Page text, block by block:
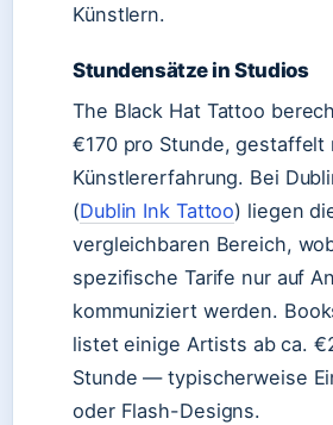
Künstlern.
Stundensätze in Studios
The Black Hat Tattoo
€170 pro Stunde, gestaffelt
Künstlererfahrung. Bei
(Dublin Ink Tattoo) liegen
vergleichbaren Bereich,
spezifische Tarife nur auf
kommuniziert werden.
listet einige Artists ab ca.
Stunde — typischerweise
oder Flash-Designs.